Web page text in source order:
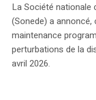
​La Société nationale
(Sonede) a annoncé,
maintenance
perturbations de la
avril 2026.